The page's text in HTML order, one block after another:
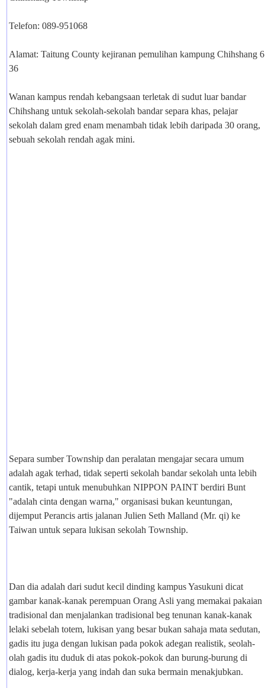
Telefon: 089-951068
Alamat: Taitung County kejiranan pemulihan kampung Chihshang 6
36
Wanan kampus rendah kebangsaan terletak di sudut luar bandar
Chihshang untuk sekolah-sekolah bandar separa khas, pelajar
sekolah dalam gred enam menambah tidak lebih daripada 30 orang,
sebuah sekolah rendah agak mini.
Separa sumber Township dan peralatan mengajar secara umum
adalah agak terhad, tidak seperti sekolah bandar sekolah unta lebih
cantik, tetapi untuk menubuhkan NIPPON PAINT berdiri Bunt
"adalah cinta dengan warna," organisasi bukan keuntungan,
dijemput Perancis artis jalanan Julien Seth Malland (Mr. qi) ke
Taiwan untuk separa lukisan sekolah Township.
Dan dia adalah dari sudut kecil dinding kampus Yasukuni dicat
gambar kanak-kanak perempuan Orang Asli yang memakai pakaian
tradisional dan menjalankan tradisional beg tenunan kanak-kanak
lelaki sebelah totem, lukisan yang besar bukan sahaja mata sedutan,
gadis itu juga dengan lukisan pada pokok adegan realistik, seolah-
olah gadis itu duduk di atas pokok-pokok dan burung-burung di
dialog, kerja-kerja yang indah dan suka bermain menakjubkan.